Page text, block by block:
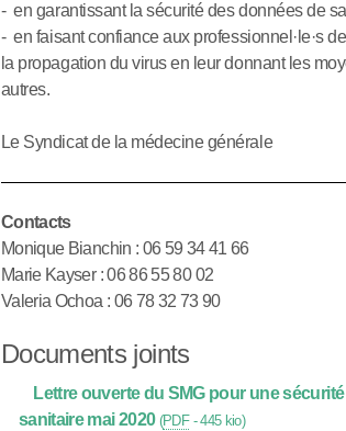
- en garantissant la sécurité des données de
- en faisant confiance aux professionnel · le·s
la propagation du virus en leur donnant les
autres.
Le Syndicat de la médecine générale
Contacts
Monique Bianchin : 06 59 34 41 66
Marie Kayser : 06 86 55 80 02
Valeria Ochoa : 06 78 32 73 90
Documents joints
Lettre ouverte du SMG pour une
sanitaire mai 2020 (PDF-445 kio)